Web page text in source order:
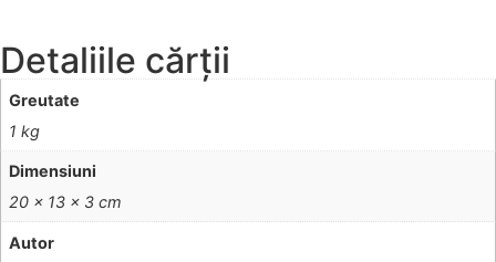
Detaliile cărții
Greutate
1 kg
Dimensiuni
20 × 13 × 3 cm
Autor